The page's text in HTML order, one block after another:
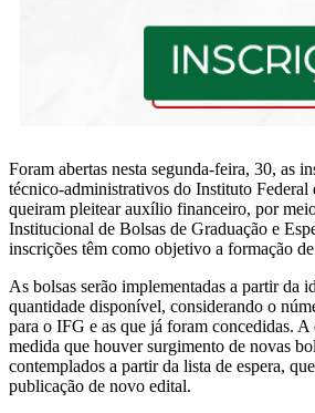
Foram abertas nesta segunda-feira, 30, as
técnico-administrativos do Instituto
queiram pleitear auxílio financeiro, por
Institucional de Bolsas de Graduação e
inscrições têm como objetivo a formação
As bolsas serão implementadas a partir da
quantidade disponível, considerando o
para o IFG e as que já foram concedidas. A
medida que houver surgimento de novas
contemplados a partir da lista de espera,
publicação de novo edital.